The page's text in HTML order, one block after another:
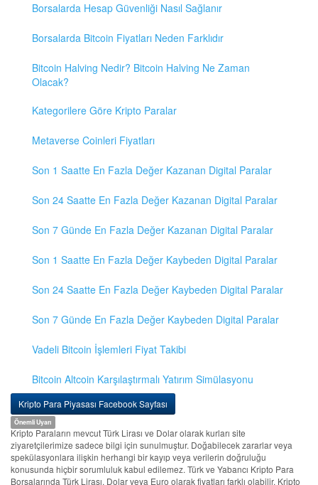
Borsalarda Hesap Güvenliği Nasıl Sağlanır
Borsalarda Bitcoin Fiyatları Neden Farklıdır
Bitcoin Halving Nedir? Bitcoin Halving Ne Zaman
Olacak?
Kategorilere Göre Kripto Paralar
Metaverse Coinleri Fiyatları
Son 1 Saatte En Fazla Değer Kazanan Digital Paralar
Son 24 Saatte En Fazla Değer Kazanan Digital Paralar
Son 7 Günde En Fazla Değer Kazanan Digital Paralar
Son 1 Saatte En Fazla Değer Kaybeden Digital Paralar
Son 24 Saatte En Fazla Değer Kaybeden Digital Paralar
Son 7 Günde En Fazla Değer Kaybeden Digital Paralar
Vadeli Bitcoin İşlemleri Fiyat Takibi
Bitcoin Altcoin Karşılaştırmalı Yatırım Simülasyonu
Kripto Para Piyasası Facebook Sayfası
Önemli Uyarı
Kripto Paraların mevcut Türk Lirası ve Dolar olarak kurları site
ziyaretçilerimize sadece bilgi için sunulmuştur. Doğabilecek zararlar veya
spekülasyonlara ilişkin herhangi bir kayıp veya verilerin doğruluğu
konusunda hiçbir sorumluluk kabul edilemez. Türk ve Yabancı Kripto Para
Borsalarında Türk Lirası, Dolar veya Euro olarak fiyatları farklı olabilir. Kripto